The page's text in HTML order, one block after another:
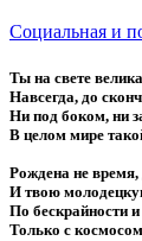
Социальная и
Ты на свете
Навсегда, до
Ни под боком, ни
В целом мире
Рождена не время,
И твою
По бескрайности
Только с